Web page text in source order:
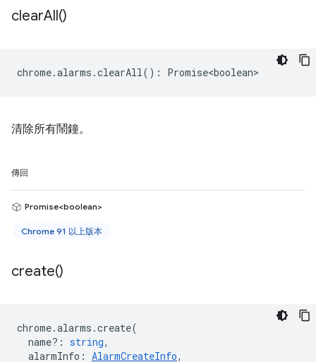
clearAll()
chrome.alarms .clearAll() : Promise<boolean>
清除所有鬧鐘。
傳回
Promise<boolean>
Chrome 91 以上版本
create()
chrome.alarms .create(
name? : string,
alarmInfo : AlarmCreateInfo,